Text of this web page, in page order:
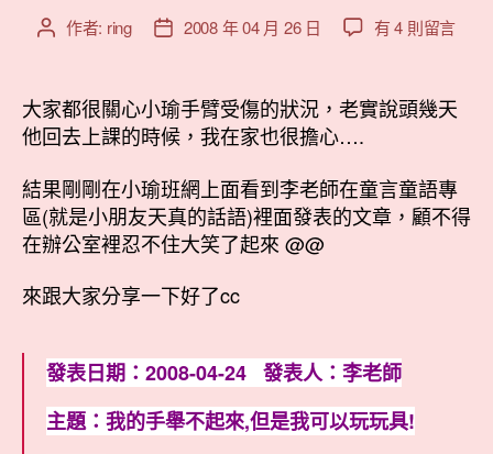
文
者
作者: ring
文
佈
日
期
2008 年 04 月 26 日
在
照
樣
有 4 則留言
大家都很關心小瑜手臂受傷的狀況，老實說頭幾天
他回去上課的時候，我在家也很擔心….
結果剛剛在小瑜班網上面看到李老師在童言童語專
區(就是小朋友天真的話語)裡面發表的文章，顧不得
在辦公室裡忍不住大笑了起來 @@
來跟大家分享一下好了cc
發表日期：2008-04-24 發表人：李老師
主題：我的手舉不起來,但是我可以玩玩具!